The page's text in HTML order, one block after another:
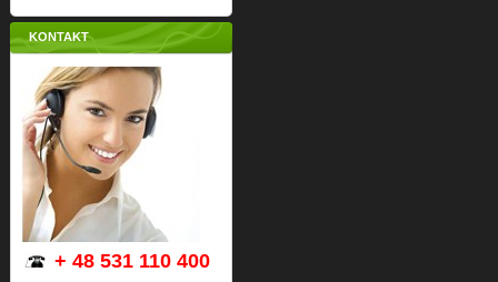
KONTAKT
+ 48 531 110 400